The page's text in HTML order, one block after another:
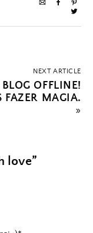
NEXT ARTICLE
BLOG OFFLINE!
FAZER MAGIA.
»
love”